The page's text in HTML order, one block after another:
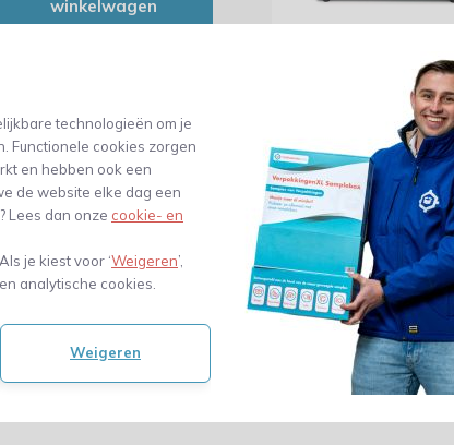
technologieën om je
Functionele cookies zorgen
en hebben ook een
de website elke dag een
Lees dan onze cookie- en
je kiest voor ‘Weigeren’,
analytische cookies.
Weigeren
winkelwagen
kassalade - LD-
(81,51 Excl. btw)